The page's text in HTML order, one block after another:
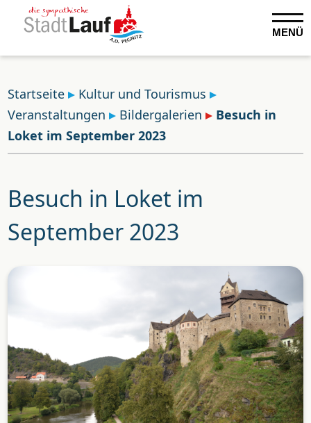
MENÜ
Startseite
Kultur und Tourismus
Veranstaltungen
Bildergalerien
Besuch in
Loket im September 2023
Besuch in Loket im
September 2023